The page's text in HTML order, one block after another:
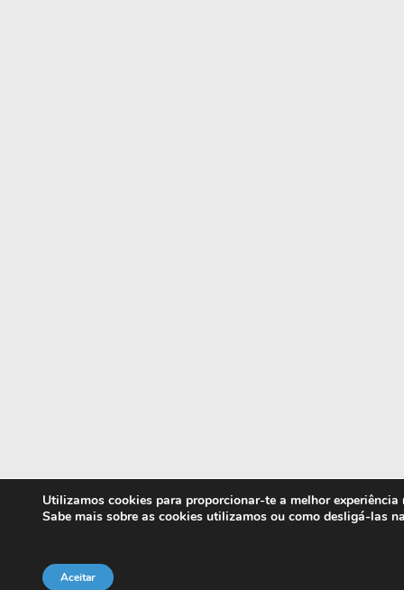
Utilizamos cookies para proporcionar-te a melhor experiência
Sabe mais sobre as cookies utilizamos ou como desligá-las
Aceitar